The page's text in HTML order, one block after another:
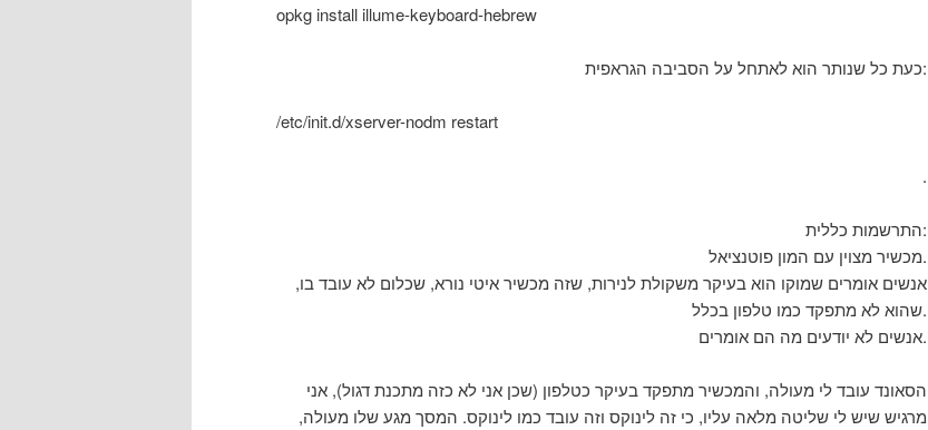
opkg install illume-keyboard-hebrew
כעת כל שנותר הוא לאתחל על הסביבה הגראפית:
/etc/init.d/xserver-nodm restart
.
התרשמות כללית:
מכשיר מצוין עם המון פוטנציאל.
אנשים אומרים שמוקו הוא בעיקר משקולת לנירות, שזה מכשיר איטי נורא, שכלום לא עובד בו,
שהוא לא מתפקד כמו טלפון בכלל.
אנשים לא יודעים מה הם אומרים.
הסאונד עובד לי מעולה, והמכשיר מתפקד בעיקר כטלפון (שכן אני לא כזה מתכנת דגול), אני
מרגיש שיש לי שליטה מלאה עליו, כי זה לינוקס וזה עובד כמו לינוקס. המסך מגע שלו מעולה,